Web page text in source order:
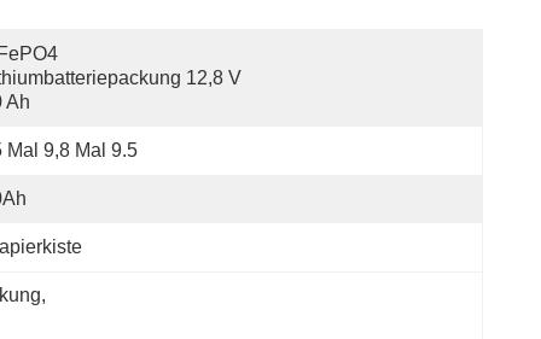
12,8 V
Ah
Mal 9,8 Mal 9.5
,